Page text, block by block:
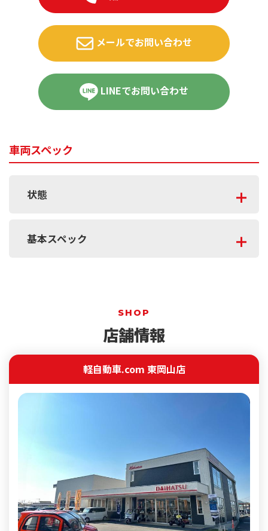
メールでお問い合わせ
LINEでお問い合わせ
車両スペック
状態
基本スペック
SHOP
店舗情報
軽自動車.com 東岡山店